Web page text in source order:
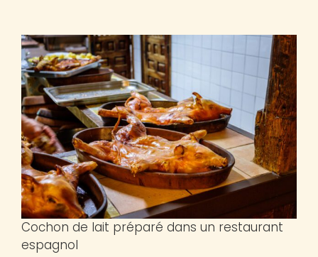
Cochon de lait préparé dans un restaurant
espagnol